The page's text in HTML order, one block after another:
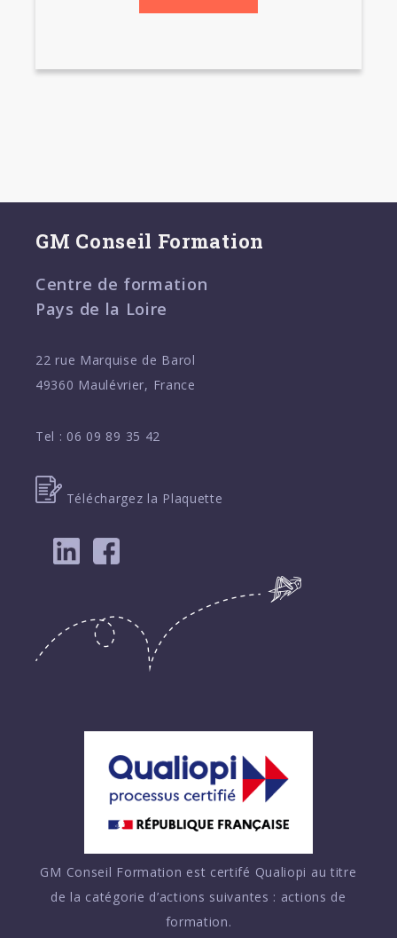
GM Conseil Formation
Centre de formation
Pays de la Loire
22 rue Marquise de Barol
49360 Maulévrier, France
Tel : 06 09 89 35 42
Téléchargez la Plaquette
GM Conseil Formation est certifé Qualiopi au titre
de la catégorie d’actions suivantes : actions de
formation.